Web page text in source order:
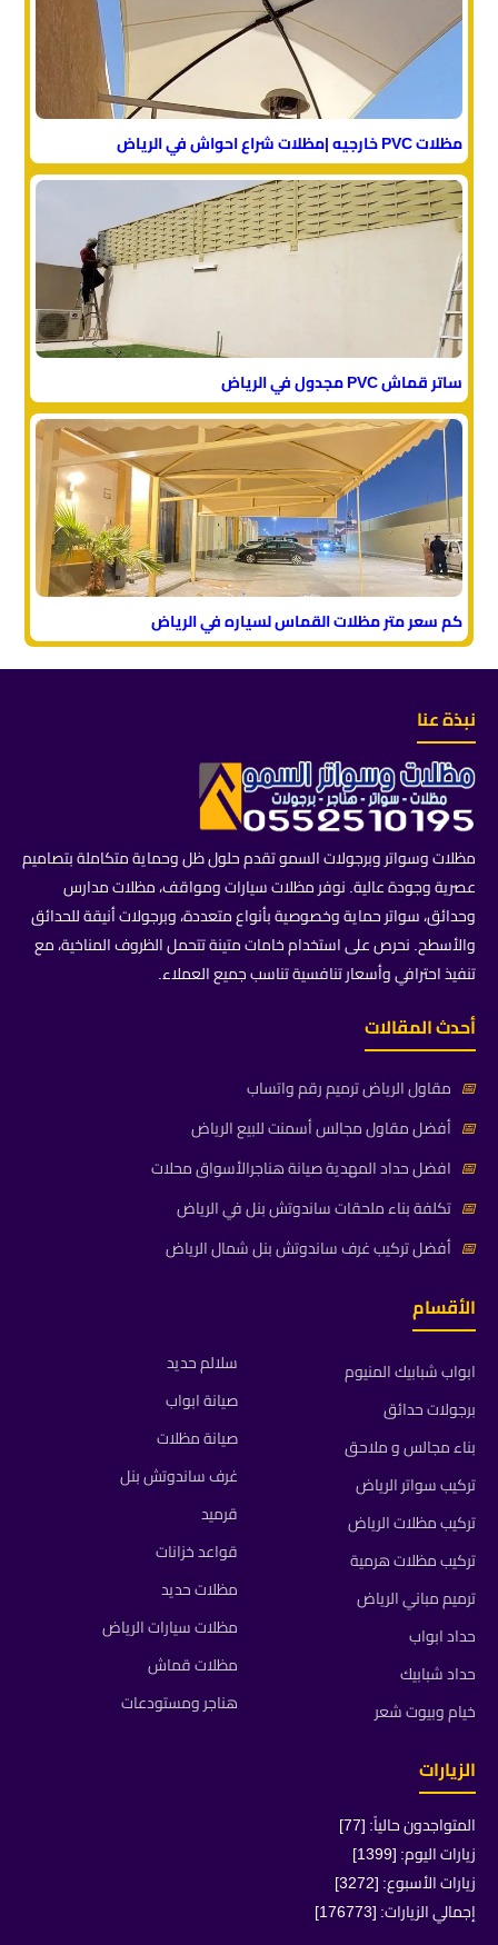
مظلات PVC خارجيه |مظلات شراع احواش في الرياض
ساتر قماش PVC مجدول في الرياض
كم سعر متر مظلات القماس لسياره في الرياض
نبذة عنا
مظلات وسواتر وبرجولات السمو تقدم حلول ظل وحماية متكاملة بتصاميم
عصرية وجودة عالية. نوفر مظلات سيارات ومواقف، مظلات مدارس
وحدائق، سواتر حماية وخصوصية بأنواع متعددة، وبرجولات أنيقة للحدائق
والأسطح. نحرص على استخدام خامات متينة تتحمل الظروف المناخية، مع
تنفيذ احترافي وأسعار تنافسية تناسب جميع العملاء.
أحدث المقالات
📅 مقاول الرياض ترميم رقم واتساب
📅 أفضل مقاول مجالس أسمنت للبيع الرياض
📅 افضل حداد المهدية صيانة هناجرالأسواق محلات
📅 تكلفة بناء ملحقات ساندوتش بنل في الرياض
📅 أفضل تركيب غرف ساندوتش بنل شمال الرياض
الأقسام
ابواب شبابيك المنيوم
برجولات حدائق
بناء مجالس و ملاحق
تركيب سواتر الرياض
تركيب مظلات الرياض
تركيب مظلات هرمية
ترميم مباني الرياض
حداد ابواب
حداد شبابيك
خيام وبيوت شعر
سلالم حديد
صيانة ابواب
صيانة مظلات
غرف ساندوتش بنل
قرميد
قواعد خزانات
مظلات حديد
مظلات سيارات الرياض
مظلات قماش
هناجر ومستودعات
الزيارات
المتواجدون حالياً: [77]
زيارات اليوم: [1399]
زيارات الأسبوع: [3272]
إجمالي الزيارات: [176773]